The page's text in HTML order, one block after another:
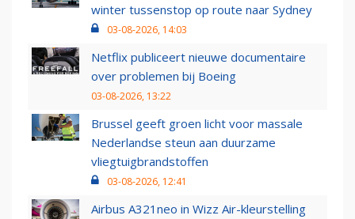
winter tussenstop op route naar Sydney
03-08-2026, 14:03
Netflix publiceert nieuwe documentaire
over problemen bij Boeing
03-08-2026, 13:22
Brussel geeft groen licht voor massale
Nederlandse steun aan duurzame
vliegtuigbrandstoffen
03-08-2026, 12:41
Airbus A321neo in Wizz Air-kleurstelling